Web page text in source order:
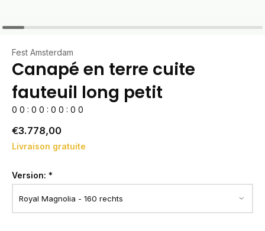
Fest Amsterdam
Canapé en terre cuite
fauteuil long petit
0 0 : 0 0 : 0 0 : 0 0
€3.778,00
Livraison gratuite
Version: *